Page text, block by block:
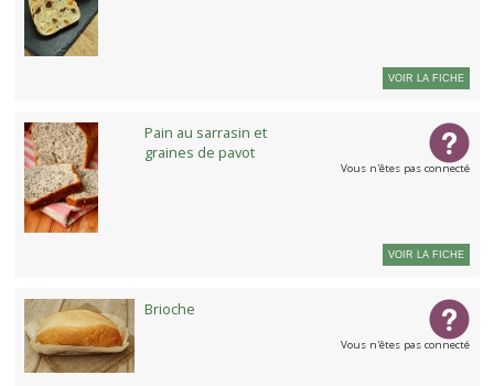
VOIR LA FICHE
Pain au sarrasin et
graines de pavot
Vous n'êtes pas connecté
VOIR LA FICHE
Brioche
Vous n'êtes pas connecté